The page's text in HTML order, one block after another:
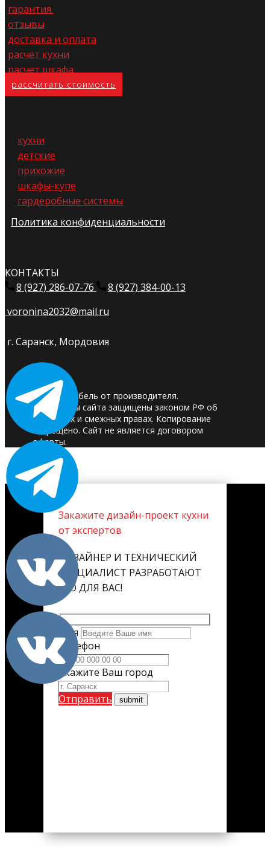
гарантия
отзывы
доставка и оплата
расчет кухни
расчет шкафа
расс​читать стоимость
кухни
детские
прихожие
шкафы-купе
гардеробные системы
Политика конфиденциальности
КОНТАКТЫ
8 (927) 286-07-76
8 (927) 384-00-13
voronina2032@mail.ru
г. Саранск, Мордовия
© 2025. Мебель от производителя.
Материалы сайта защищены законом РФ об
авторских и смежных правах. Копирование
запрещено. Сайт не является договором
оферты.
Закажите дизайн-проект кухни
от экспертов
ДИЗАЙНЕР И ТЕХНИЧЕСКИЙ
СПЕЦИАЛИСТ РАЗРАБОТАЮТ
ЕГО ДЛЯ ВАС!
Имя
Телефон
Укажите Ваш город
Отправить